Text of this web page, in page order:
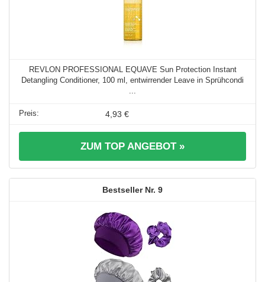
REVLON PROFESSIONAL EQUAVE Sun Protection Instant
Detangling Conditioner, 100 ml, entwirrender Leave in Sprühcondi
4,93 €
ZUM TOP ANGEBOT »
9